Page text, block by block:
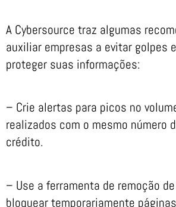
A Cybersource traz algumas
auxiliar empresas a evitar golpes
proteger suas informações:
– Crie alertas para picos no
realizados com o mesmo número
crédito.
– Use a ferramenta de remoção
bloquear temporariamente